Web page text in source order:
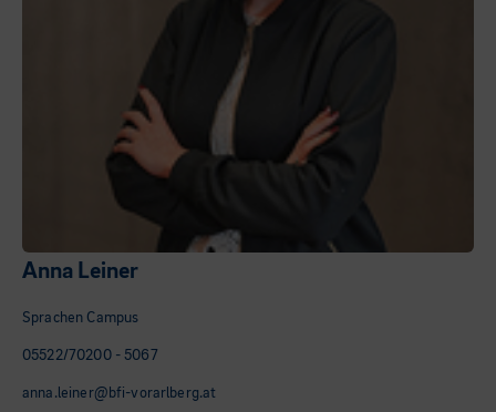
Anna Leiner
Sprachen Campus
05522/70200 - 5067
anna.leiner@bfi-vorarlberg.at